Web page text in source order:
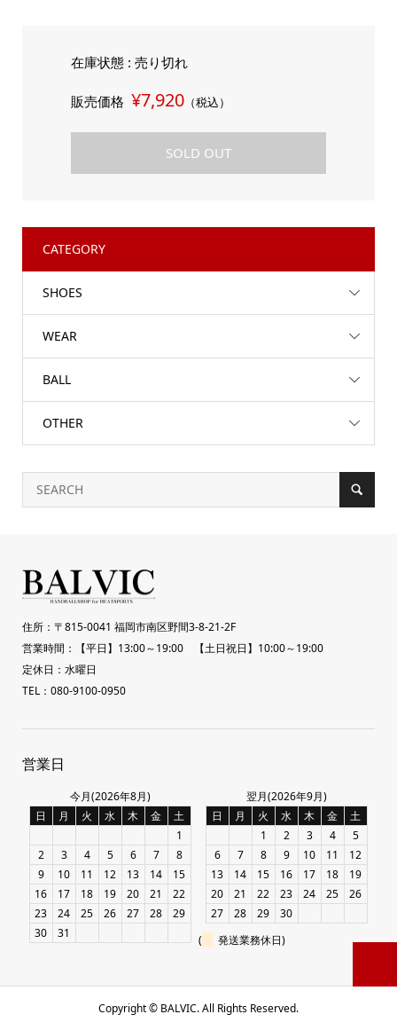
在庫状態 : 売り切れ
販売価格 ¥7,920（税込）
SOLD OUT
CATEGORY
SHOES
WEAR
BALL
OTHER
住所：〒815-0041 福岡市南区野間3-8-21-2F
営業時間：【平日】13:00～19:00 【土日祝日】10:00～19:00
定休日：水曜日
TEL：080-9100-0950
営業日
今月(2026年8月)
日
月 火 水 木 金
土
1
2
3 4 5 6 7
8
9
10 11 12 13 14
15
16
17 18 19 20 21
22
23
24 25 26 27 28
29
30
31
翌月(2026年9月)
日
月 火 水 木 金
土
1
2 3 4
5
6
7 8 9 10 11
12
13
14 15 16 17 18
19
20
21 22 23 24 25
26
27
28 29
30
(
発送業務休日)
Copyright © BALVIC. All Rights Reserved.